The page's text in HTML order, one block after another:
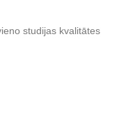
studijas kvalitātes